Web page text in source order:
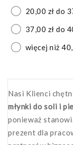
20,00 zł do
37,00 zł do
więcej niż
Nasi Klienci
młynki do soli i
ponieważ
prezent dla